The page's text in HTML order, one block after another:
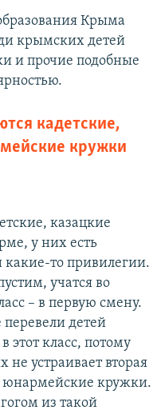
Крыма
крымских детей
и прочие подобные
кадетские,
кружки
казацкие
у них есть
то привилегии.
учатся во
– в первую смену.
детей
этот класс, потому
не устраивает вторая
юнармейские кружки.
из такой